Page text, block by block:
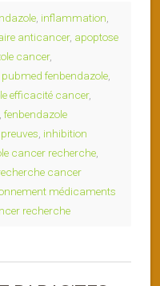
inflammation
anticancer, apoptose
cancer,
pubmed fenbendazole
efficacité cancer,
fenbendazole
inhibition
cancer recherche
cancer
médicaments
recherche